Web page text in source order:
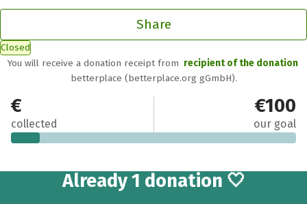
Share
Closed
You will receive a donation receipt from recipient of the donation
betterplace (betterplace.org gGmbH).
€10
collected
€100
our goal
Already 1 donation 🤍